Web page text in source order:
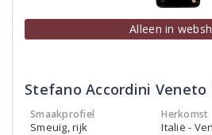
Alleen in
Stefano Accordini Veneto
Smaakprofiel
Smeuïg, rijk
Herkomst
Italië -